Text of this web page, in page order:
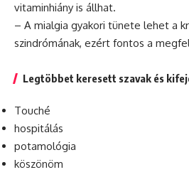
vitaminhiány is állhat.
– A mialgia gyakori tünete lehet a
szindrómának, ezért fontos a
Legtöbbet keresett szavak és
Touché
hospitálás
potamológia
köszönöm